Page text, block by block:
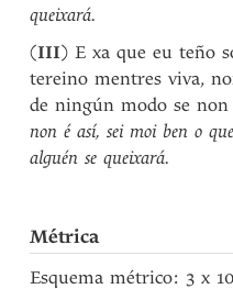
queixará.
(III) E xa que eu teño
tereino mentres viva,
de ningún modo se
non é así, sei moi ben o
alguén se queixará.
Métrica
Esquema métrico: 3 x